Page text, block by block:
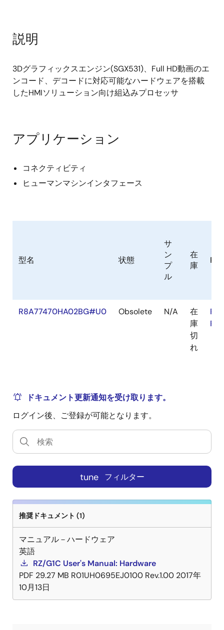
説明
3Dグラフィックスエンジン(SGX531)、Full HD動画のエ
ンコード、デコードに対応可能なハードウェアを搭載
したHMIソリューション向け組込みプロセッサ
アプリケーション
コネクティビティ
ヒューマンマシンインタフェース
型名 状態
サ
ン
プ
ル
在
庫
R8A77470HA02BG#U0 Obsolete N/A
在
庫
切
れ
ドキュメント更新通知を受け取ります。
ログイン後、ご登録が可能となります。
tune フィルター
推奨ドキュメント (1)
マニュアル－ハードウェア
英語
RZ/G1C User's Manual: Hardware
PDF 29.27 MB R01UH0695EJ0100 Rev.1.00 2017年
10月13日